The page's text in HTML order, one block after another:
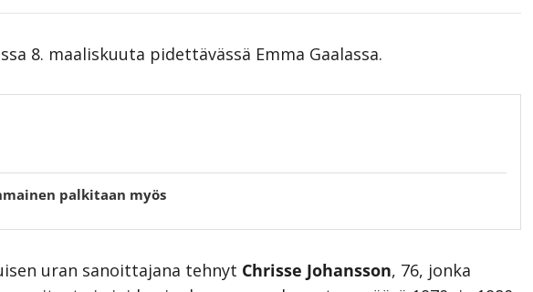
8. maaliskuuta pidettävässä Emma Gaalassa.
palkitaan myös
uran sanoittajana tehnyt Chrisse Johansson, 76, jonka